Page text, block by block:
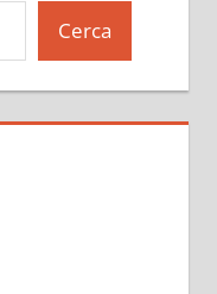
Cerca